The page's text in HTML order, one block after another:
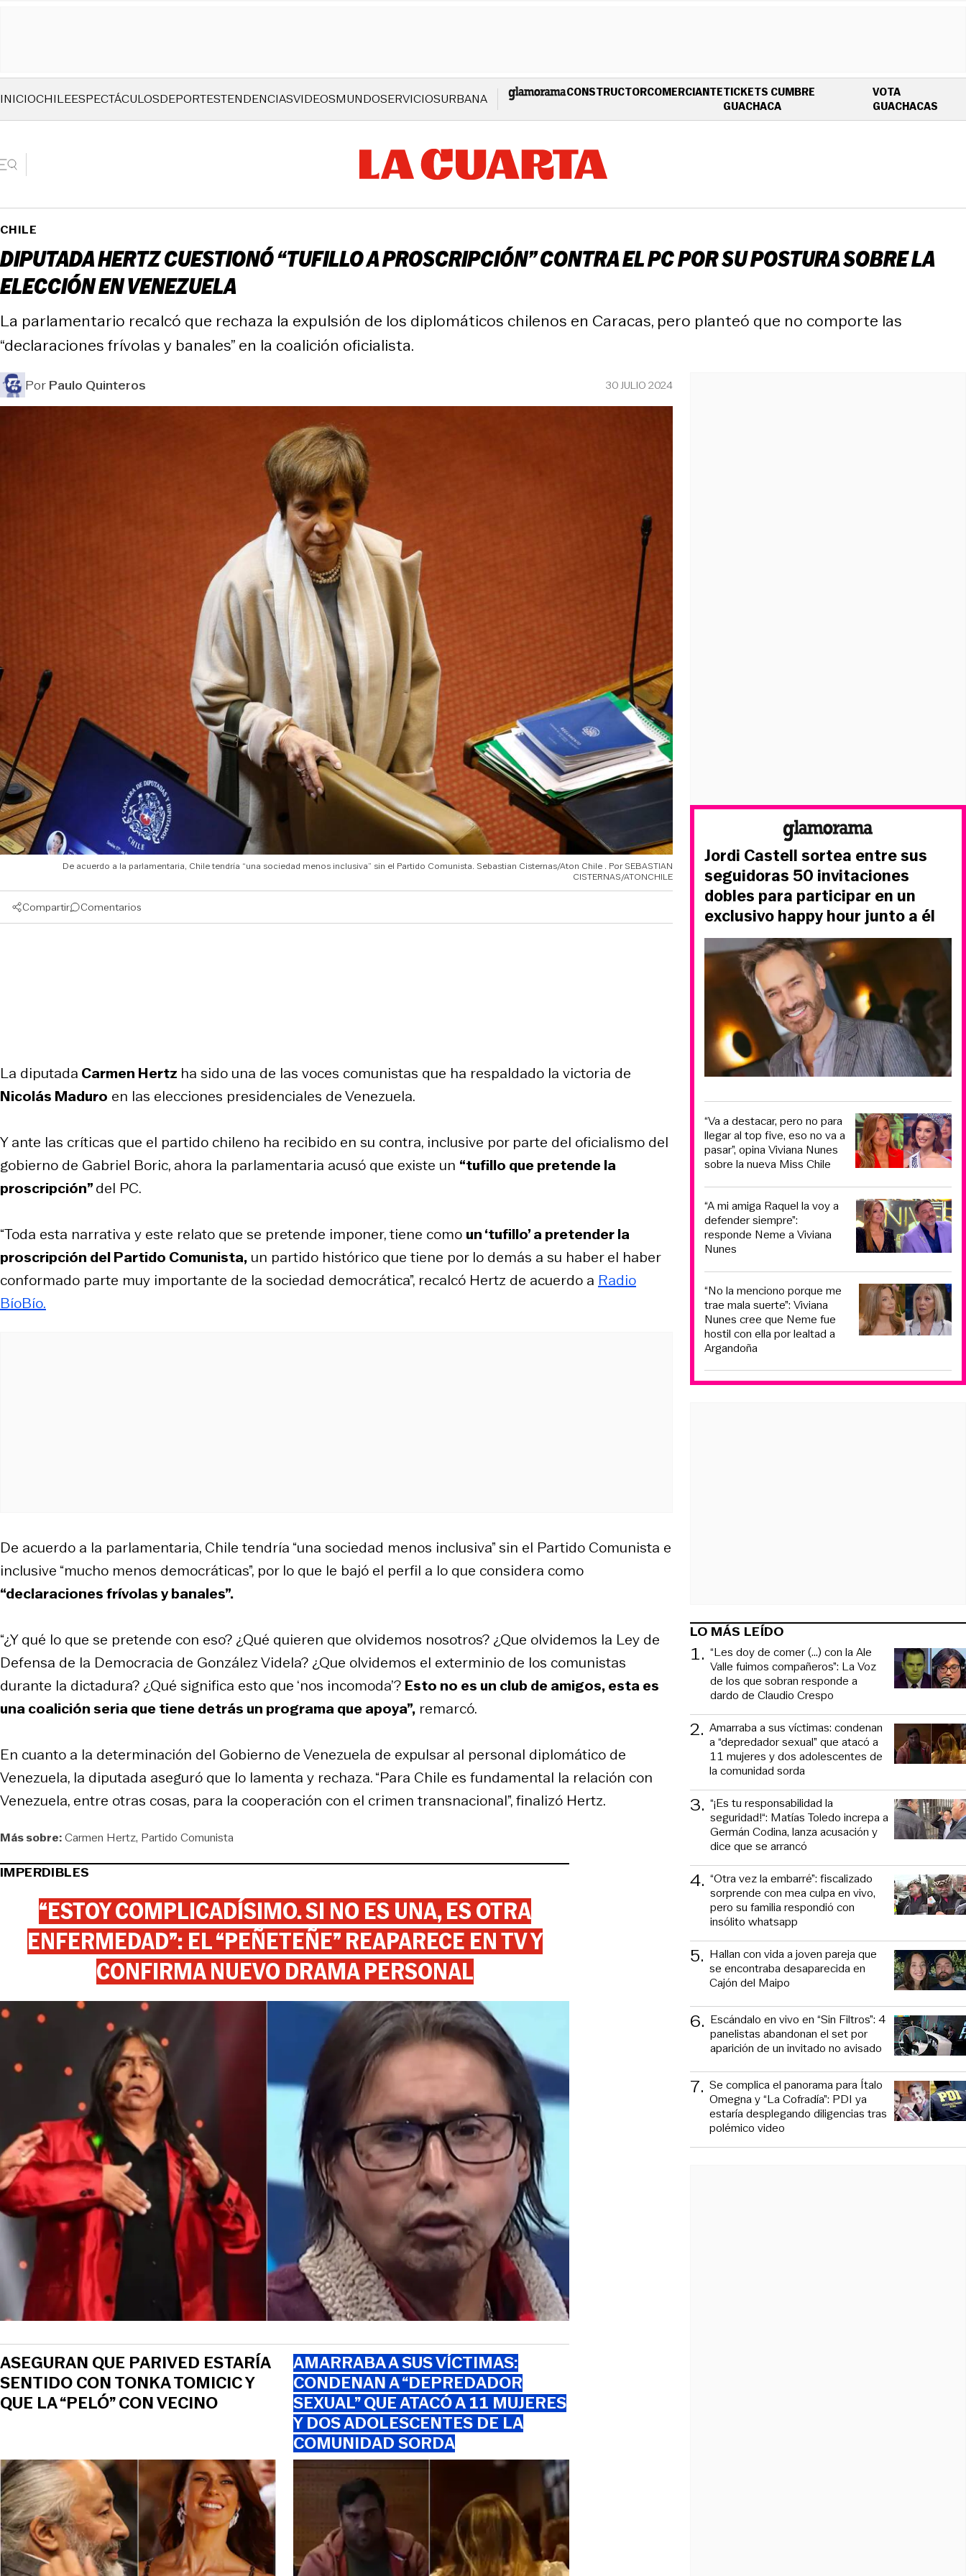
INICIOCHILEESPECTÁCULOSDEPORTESTENDENCIASVIDEOSMUNDOSERVICIOSURBANA CONSTRUCTORCOMERCIANTETICKETS CUMBRE
GUACHACAOPENS IN NEW WINDOW
VOTA
GUACHACAS
CHILE
DIPUTADA HERTZ CUESTIONÓ “TUFILLO A PROSCRIPCIÓN” CONTRA EL PC POR SU POSTURA SOBRE LA
ELECCIÓN EN VENEZUELA
La parlamentario recalcó que rechaza la expulsión de los diplomáticos chilenos en Caracas, pero planteó que no comporte las
“declaraciones frívolas y banales” en la coalición oficialista.
PorPaulo Quinteros 30 JULIO 2024
De acuerdo a la parlamentaria, Chile tendría “una sociedad menos inclusiva” sin el Partido Comunista. Sebastian Cisternas/Aton Chile
SEBASTIAN
CISTERNAS/ATONCHILE
Compartir Comentarios
La diputada Carmen Hertz ha sido una de las voces comunistas que ha respaldado la victoria de
Nicolás Maduro en las elecciones presidenciales de Venezuela.
Y ante las críticas que el partido chileno ha recibido en su contra, inclusive por parte del oficialismo del
gobierno de Gabriel Boric, ahora la parlamentaria acusó que existe un “tufillo que pretende la
proscripción”del PC.
“Toda esta narrativa y este relato que se pretende imponer, tiene como un ‘tufillo’ a pretender la
proscripción del Partido Comunista, un partido histórico que tiene por lo demás a su haber el haber
conformado parte muy importante de la sociedad democrática”, recalcó Hertz de acuerdo a Radio
BíoBío.
De acuerdo a la parlamentaria, Chile tendría “una sociedad menos inclusiva” sin el Partido Comunista e
inclusive “mucho menos democráticas”, por lo que le bajó el perfil a lo que considera como
“declaraciones frívolas y banales”.
“¿Y qué lo que se pretende con eso? ¿Qué quieren que olvidemos nosotros? ¿Que olvidemos la Ley de
Defensa de la Democracia de González Videla? ¿Que olvidemos el exterminio de los comunistas
durante la dictadura? ¿Qué significa esto que ‘nos incomoda’? Esto no es un club de amigos, esta es
una coalición seria que tiene detrás un programa que apoya”, remarcó.
En cuanto a la determinación del Gobierno de Venezuela de expulsar al personal diplomático de
Venezuela, la diputada aseguró que lo lamenta y rechaza. “Para Chile es fundamental la relación con
Venezuela, entre otras cosas, para la cooperación con el crimen transnacional”, finalizó Hertz.
Más sobre:Carmen Hertz Partido Comunista
IMPERDIBLES
“ESTOY COMPLICADÍSIMO. SI NO ES UNA, ES OTRA
ENFERMEDAD”: EL “PEÑETEÑE” REAPARECE EN TV Y
CONFIRMA NUEVO DRAMA PERSONAL
ASEGURAN QUE PARIVED ESTARÍA
SENTIDO CON TONKA TOMICIC Y
QUE LA “PELÓ” CON VECINO
AMARRABA A SUS VÍCTIMAS:
CONDENAN A “DEPREDADOR
SEXUAL” QUE ATACÓ A 11 MUJERES
Y DOS ADOLESCENTES DE LA
COMUNIDAD SORDA
Jordi Castell sortea entre sus
seguidoras 50 invitaciones
dobles para participar en un
exclusivo happy hour junto a él
“Va a destacar, pero no para
llegar al top five, eso no va a
pasar”, opina Viviana Nunes
sobre la nueva Miss Chile
“A mi amiga Raquel la voy a
defender siempre”:
responde Neme a Viviana
Nunes
“No la menciono porque me
trae mala suerte”: Viviana
Nunes cree que Neme fue
hostil con ella por lealtad a
Argandoña
LO MÁS LEÍDO
1. “Les doy de comer (...) con la Ale
Valle fuimos compañeros”: La Voz
de los que sobran responde a
dardo de Claudio Crespo
2. Amarraba a sus víctimas: condenan
a “depredador sexual” que atacó a
11 mujeres y dos adolescentes de
la comunidad sorda
3. “¡Es tu responsabilidad la
seguridad!“: Matías Toledo increpa a
Germán Codina, lanza acusación y
dice que se arrancó
4. “Otra vez la embarré”: fiscalizado
sorprende con mea culpa en vivo,
pero su familia respondió con
insólito whatsapp
5. Hallan con vida a joven pareja que
se encontraba desaparecida en
Cajón del Maipo
6. Escándalo en vivo en “Sin Filtros”: 4
panelistas abandonan el set por
aparición de un invitado no avisado
7. Se complica el panorama para Ítalo
Omegna y “La Cofradía”: PDI ya
estaría desplegando diligencias tras
polémico video